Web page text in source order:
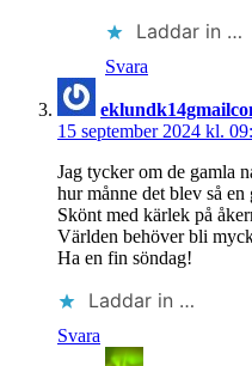
Laddar in …
Svara
15 september 2024 kl.
Jag tycker om de gamla
hur månne det blev så en
Skönt med kärlek på
Världen behöver bli
Ha en fin söndag!
Laddar in …
Svara